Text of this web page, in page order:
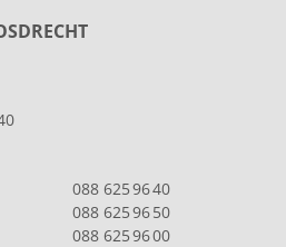
088 625 96 40
088 625 96 50
088 625 96 00